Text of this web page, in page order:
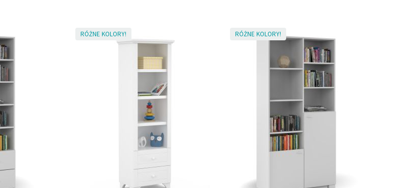
RÓŻNE KOLORY! RÓŻNE KOLORY!